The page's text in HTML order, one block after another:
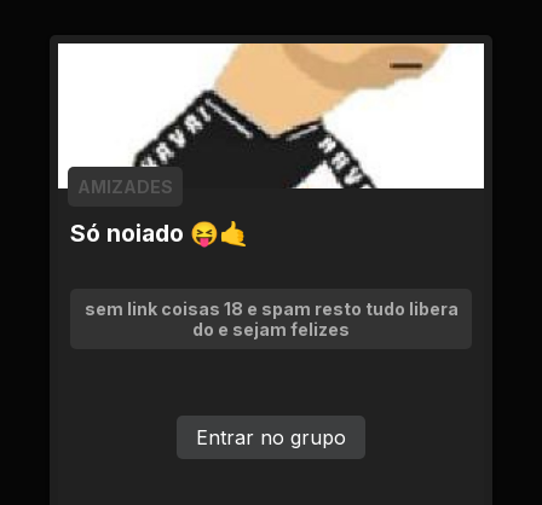
Só noiado 😝🤙
AMIZADES
sem link coisas 18 e spam resto tudo libera
do e sejam felizes
Entrar no grupo